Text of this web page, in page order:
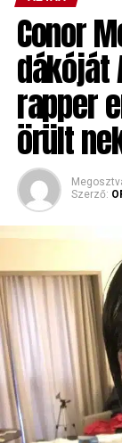
Conor
dákóját
rapper
örült
Szerző: